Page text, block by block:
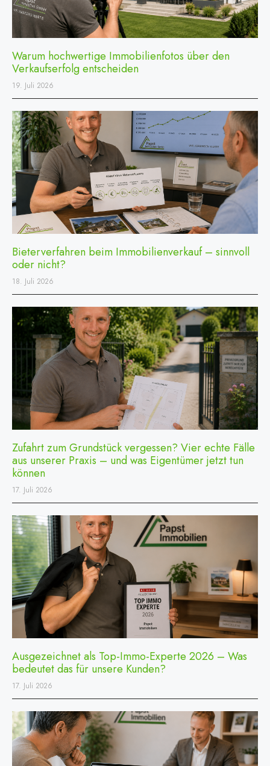
Warum hochwertige Immobilienfotos über den
Verkaufserfolg entscheiden
19. Juli 2026
Bieterverfahren beim Immobilienverkauf – sinnvoll
oder nicht?
18. Juli 2026
Zufahrt zum Grundstück vergessen? Vier echte Fälle
aus unserer Praxis – und was Eigentümer jetzt tun
können
17. Juli 2026
Ausgezeichnet als Top-Immo-Experte 2026 – Was
bedeutet das für unsere Kunden?
17. Juli 2026